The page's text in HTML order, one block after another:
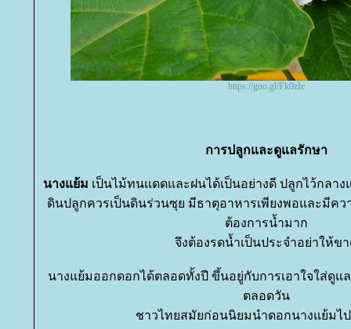
https://goo.gl/Fk0zIe
การปลูกและดูแลรักษา
นางแย้ม เป็นไม้ทนแดดและฝนได้เป็นอย่างดี ปลูกไว้กลา
ดินปลูกควรเป็นดินร่วนซุย มีธาตุอาหารเพียงพอและมีค
ต้องการน้ำมาก
จึงต้องรดน้ำเป็นประจำอย่าให้ข
นางแย้มออกดอกได้ตลอดทั้งปี ขึ้นอยู่กับการเอาใจใส่ดู
ตลอดวัน
ชาวไทยสมัยก่อนนิยมนำดอกนางแย้มไ